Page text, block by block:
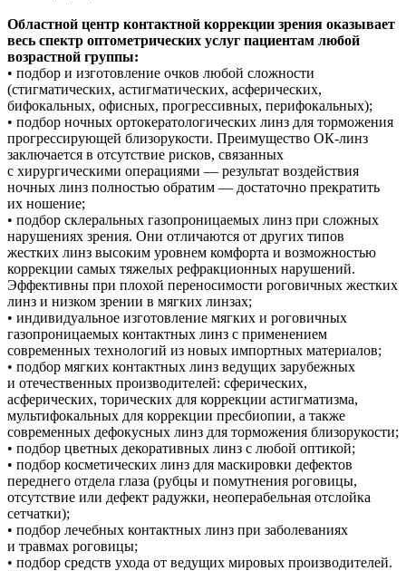
Областной центр контактной коррекции зрения оказывает
весь спектр оптометрических услуг пациентам любой
возрастной группы:
• подбор и изготовление очков любой сложности
(стигматических, астигматических, асферических,
бифокальных, офисных, прогрессивных, перифокальных);
• подбор ночных ортокератологических линз для торможения
прогрессирующей близорукости. Преимущество ОК-линз
заключается в отсутствие рисков, связанных
с хирургическими операциями — результат воздействия
ночных линз полностью обратим — достаточно прекратить
их ношение;
• подбор склеральных газопроницаемых линз при сложных
нарушениях зрения. Они отличаются от других типов
жестких линз высоким уровнем комфорта и возможностью
коррекции самых тяжелых рефракционных нарушений.
Эффективны при плохой переносимости роговичных жестких
линз и низком зрении в мягких линзах;
• индивидуальное изготовление мягких и роговичных
газопроницаемых контактных линз с применением
современных технологий из новых импортных материалов;
• подбор мягких контактных линз ведущих зарубежных
и отечественных производителей: сферических,
асферических, торических для коррекции астигматизма,
мультифокальных для коррекции пресбиопии, а также
современных дефокусных линз для торможения близорукости;
• подбор цветных декоративных линз с любой оптикой;
• подбор косметических линз для маскировки дефектов
переднего отдела глаза (рубцы и помутнения роговицы,
отсутствие или дефект радужки, неоперабельная отслойка
сетчатки);
• подбор лечебных контактных линз при заболеваниях
и травмах роговицы;
• подбор средств ухода от ведущих мировых производителей.